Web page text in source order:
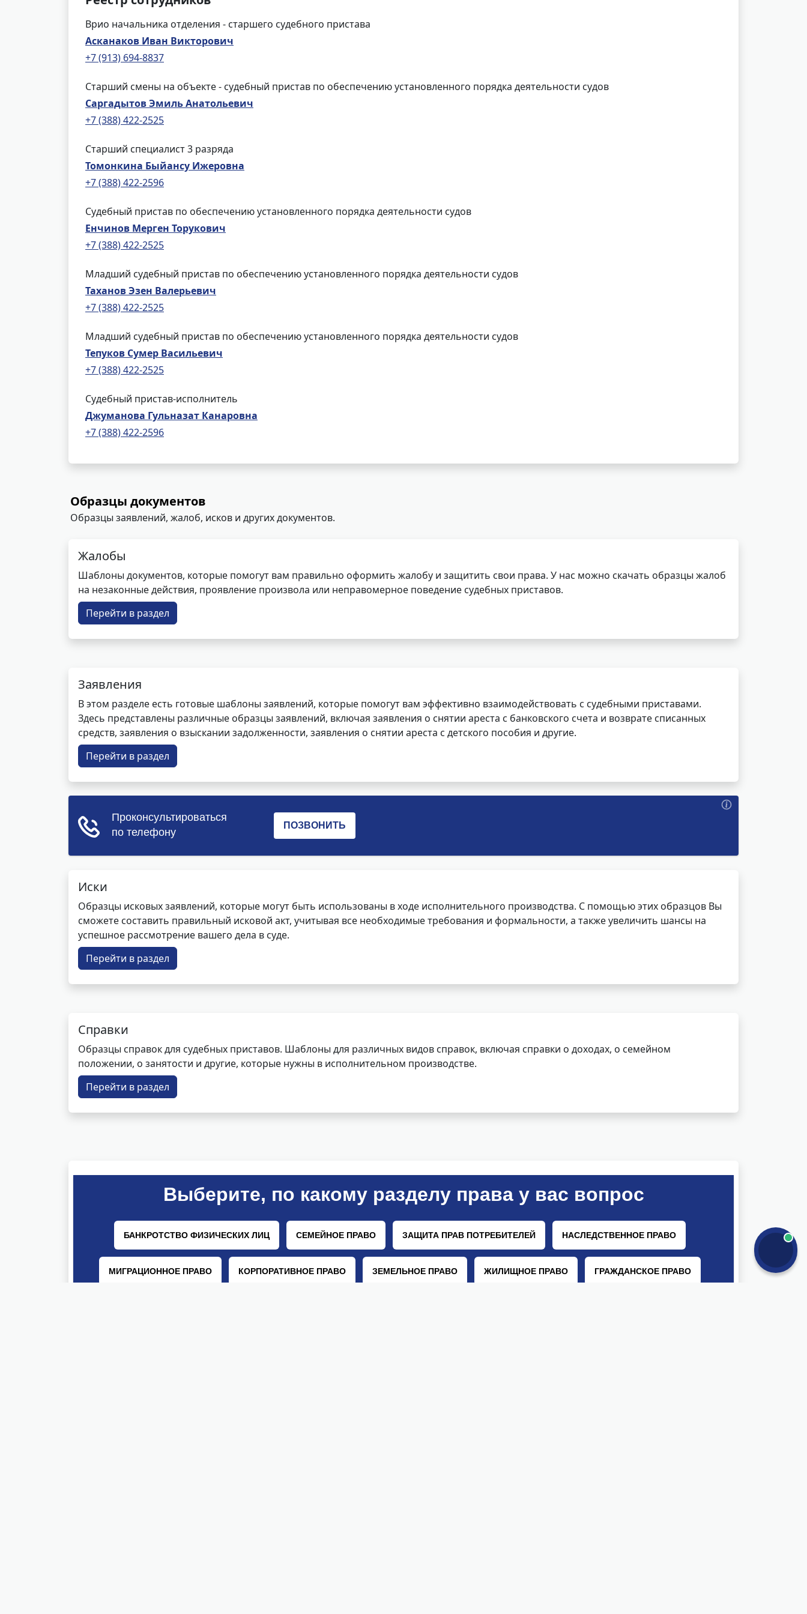
Врио начальника отделения - старшего судебного пристава
Асканаков Иван Викторович
+7 (913) 694-8837
Старший смены на объекте - судебный пристав по обеспечению установленного порядка деятельности судов
Саргадытов Эмиль Анатольевич
+7 (388) 422-2525
Старший специалист 3 разряда
Томонкина Быйансу Ижеровна
+7 (388) 422-2596
Судебный пристав по обеспечению установленного порядка деятельности судов
Енчинов Мерген Торукович
+7 (388) 422-2525
Младший судебный пристав по обеспечению установленного порядка деятельности судов
Таханов Эзен Валерьевич
+7 (388) 422-2525
Младший судебный пристав по обеспечению установленного порядка деятельности судов
Тепуков Сумер Васильевич
+7 (388) 422-2525
Судебный пристав-исполнитель
Джуманова Гульназат Канаровна
+7 (388) 422-2596
Образцы документов
Образцы заявлений, жалоб, исков и других документов.
Жалобы
Шаблоны документов, которые помогут вам правильно оформить жалобу и защитить свои права. У нас можно скачать образцы жалоб
на незаконные действия, проявление произвола или неправомерное поведение судебных приставов.
Перейти в раздел
Заявления
В этом разделе есть готовые шаблоны заявлений, которые помогут вам эффективно взаимодействовать с судебными приставами.
Здесь представлены различные образцы заявлений, включая заявления о снятии ареста с банковского счета и возврате списанных
средств, заявления о взыскании задолженности, заявления о снятии ареста с детского пособия и другие.
Перейти в раздел
Иски
Образцы исковых заявлений, которые могут быть использованы в ходе исполнительного производства. С помощью этих образцов Вы
сможете составить правильный исковой акт, учитывая все необходимые требования и формальности, а также увеличить шансы на
успешное рассмотрение вашего дела в суде.
Перейти в раздел
Справки
Образцы справок для судебных приставов. Шаблоны для различных видов справок, включая справки о доходах, о семейном
положении, о занятости и другие, которые нужны в исполнительном производстве.
Перейти в раздел